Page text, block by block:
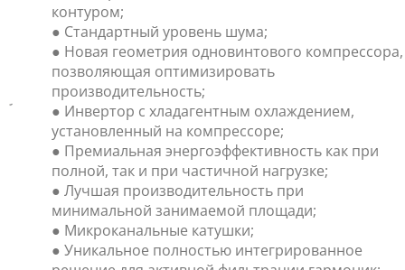
контуром;
● Стандартный уровень шума;
● Новая геометрия одновинтового компрессора,
позволяющая оптимизировать
производительность;
● Инвертор с хладагентным охлаждением,
установленный на компрессоре;
● Премиальная энергоэффективность как при
полной, так и при частичной нагрузке;
● Лучшая производительность при
минимальной занимаемой площади;
● Микроканальные катушки;
● Уникальное полностью интегрированное